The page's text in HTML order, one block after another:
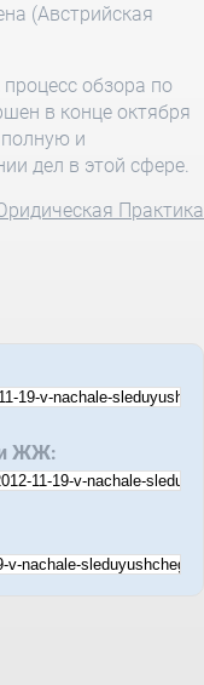
(Австрийская
обзора по
в конце октября
и
дел в этой сфере.
Практика
ЖЖ: